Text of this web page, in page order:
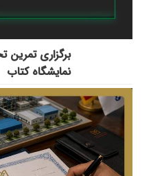
برگزاری تمرین
نمایشگاه کتاب